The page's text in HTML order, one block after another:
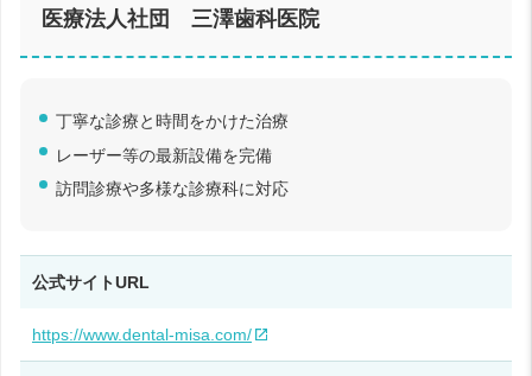
医療法人社団 三澤歯科医院
丁寧な診療と時間をかけた治療
レーザー等の最新設備を完備
訪問診療や多様な診療科に対応
公式サイトURL
https://www.dental-misa.com/